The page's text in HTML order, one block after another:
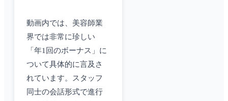
動画内では、美容師業
界では非常に珍しい
「年1回のボーナス」に
ついて具体的に言及さ
れています。スタッフ
同士の会話形式で進行